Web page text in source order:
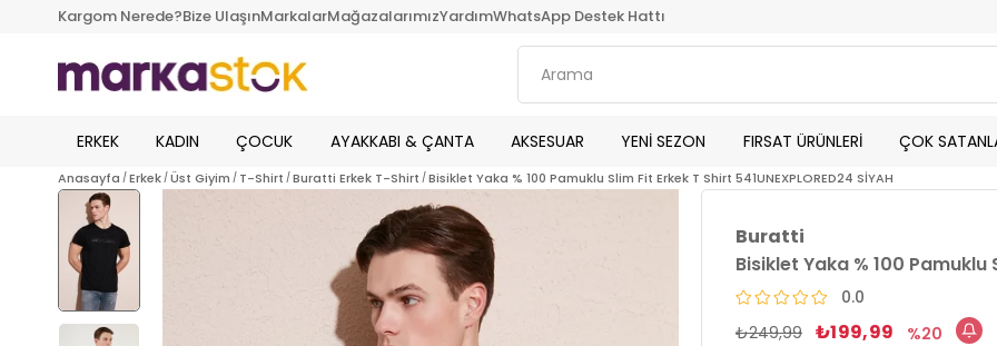
Kargom Nerede?Bize UlaşınMarkalarMağazalarımızYardımWhatsApp Destek Hattı
ERKEK KADIN ÇOCUK AYAKKABI & ÇANTA AKSESUAR YENİ SEZON FIRSAT ÜRÜNLERİ ÇOK
Anasayfa Erkek Üst Giyim T-Shirt Buratti Erkek T-Shirt Bisiklet Yaka % 100 Pamuklu Slim Fit Erkek T Shirt 541UNEXPLORED24 SİYAH
Buratti
Bisiklet Yaka % 100 Pamuklu
0.0
₺249,99 ₺199,99 20